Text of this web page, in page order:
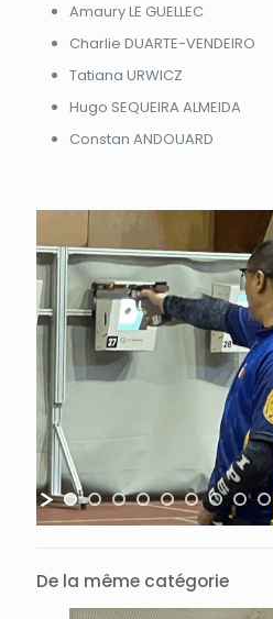
Amaury LE GUELLEC
Charlie DUARTE-VENDEIRO
Tatiana URWICZ
Hugo SEQUEIRA ALMEIDA
Constan ANDOUARD
De la même catégorie